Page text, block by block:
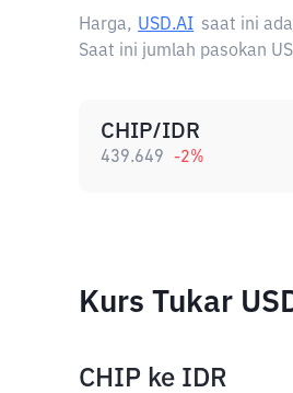
Harga, USD.AI saat ini
Saat ini jumlah pasokan
CHIP/IDR
439.649 -2%
Kurs Tukar
CHIP ke IDR